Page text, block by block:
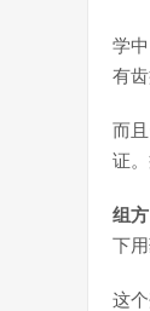
学
有
而
证
组
下用
这